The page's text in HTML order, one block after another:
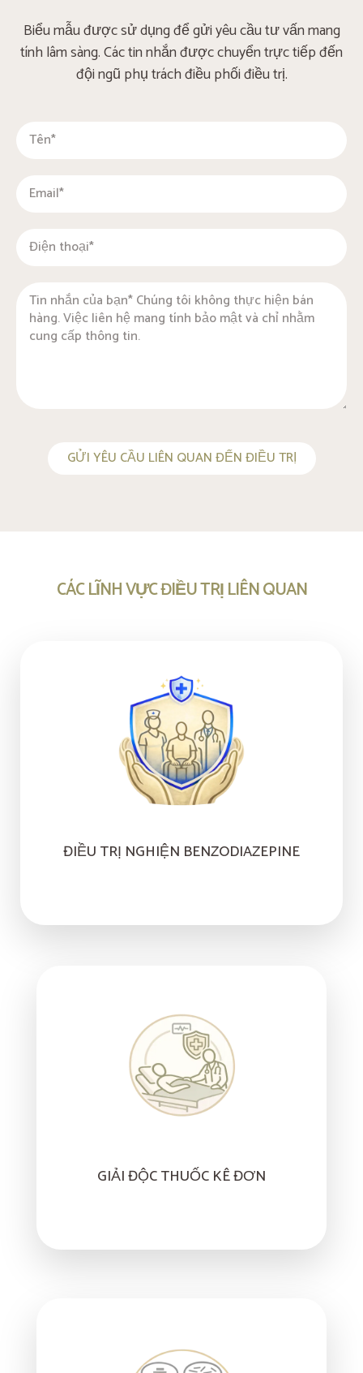
Biểu mẫu được sử dụng để gửi yêu cầu tư vấn mang
tính lâm sàng. Các tin nhắn được chuyển trực tiếp đến
đội ngũ phụ trách điều phối điều trị.
GỬI YÊU CẦU LIÊN QUAN ĐẾN ĐIỀU TRỊ
CÁC LĨNH VỰC ĐIỀU TRỊ LIÊN QUAN
ĐIỀU TRỊ NGHIỆN BENZODIAZEPINE
GIẢI ĐỘC THUỐC KÊ ĐƠN